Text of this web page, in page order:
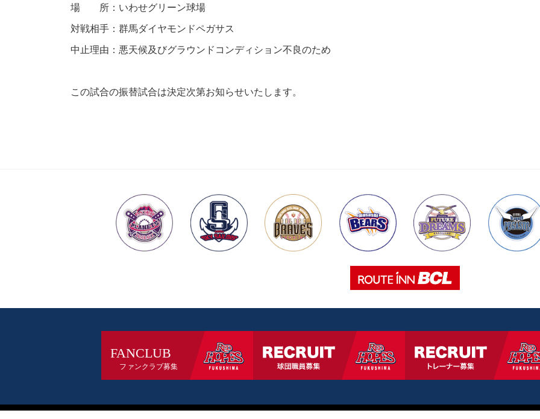
場 所：いわせグリーン球場
対戦相手：群馬ダイヤモンドペガサス
中止理由：悪天候及びグラウンドコンディション不良のため
この試合の振替試合は決定次第お知らせいたします。